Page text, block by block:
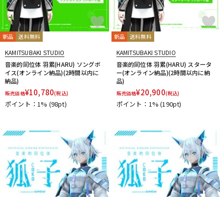
新品 送料無料
KAMITSUBAKI STUDIO
音楽的同位体 羽累(HARU) ソングボ
イス(オンライン納品)(2時間以内に
納品)
販売価格¥10,780(税込)
ポイント：1% (98pt)
新品 送料無料
KAMITSUBAKI STUDIO
音楽的同位体 羽累(HARU) スタータ
ー(オンライン納品)(2時間以内に納
品)
販売価格¥20,900(税込)
ポイント：1%(190pt)